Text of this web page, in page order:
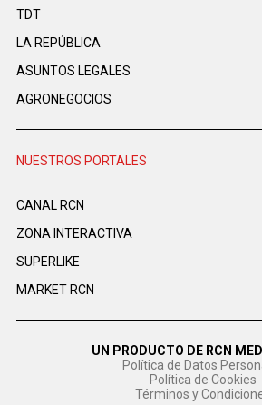
TDT
LA REPÚBLICA
ASUNTOS LEGALES
AGRONEGOCIOS
NUESTROS PORTALES
CANAL RCN
ZONA INTERACTIVA
SUPERLIKE
MARKET RCN
UN PRODUCTO DE RCN
Política de Datos
Política de Cookies
Términos y